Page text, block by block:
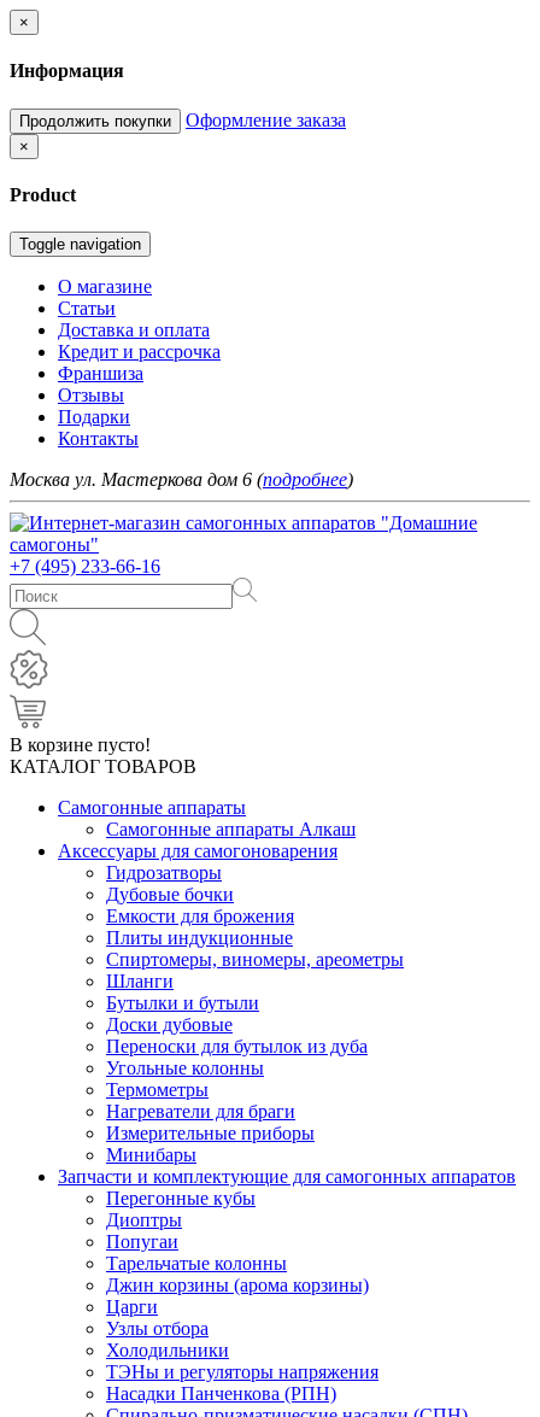
×
Информация
Продолжить покупки Оформление заказа
×
Product
Toggle navigation
О магазине
Статьи
Доставка и оплата
Кредит и рассрочка
Франшиза
Отзывы
Подарки
Контакты
Москва ул. Мастеркова дом 6 (подробнее)
+7 (495) 233-66-16
В корзине пусто!
КАТАЛОГ ТОВАРОВ
Самогонные аппараты
Самогонные аппараты Алкаш
Аксессуары для самогоноварения
Гидрозатворы
Дубовые бочки
Емкости для брожения
Плиты индукционные
Спиртомеры, виномеры, ареометры
Шланги
Бутылки и бутыли
Доски дубовые
Переноски для бутылок из дуба
Угольные колонны
Термометры
Нагреватели для браги
Измерительные приборы
Минибары
Запчасти и комплектующие для самогонных аппаратов
Перегонные кубы
Диоптры
Попугаи
Тарельчатые колонны
Джин корзины (арома корзины)
Царги
Узлы отбора
Холодильники
ТЭНы и регуляторы напряжения
Насадки Панченкова (РПН)